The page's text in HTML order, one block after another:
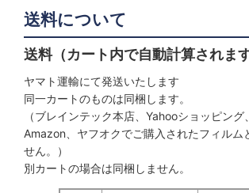
送料について
送料（カート内で自動計算されます
ヤマト運輸にて発送いたします
同一カートのものは同梱します。
（ブレインテック本店、Yahooショッピング
Amazon、ヤフオクでご購入されたフィルム
せん。）
別カートの場合は同梱しません。